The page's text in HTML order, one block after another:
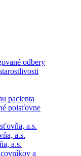
odbery
pacienta
poisťovne
a.s.
a.s.
a.s.
a